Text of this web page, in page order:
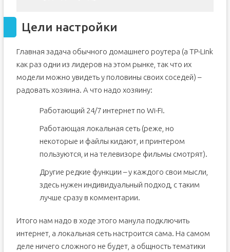
Цели настройки
Главная задача обычного домашнего роутера (а TP-Link
как раз одни из лидеров на этом рынке, так что их
модели можно увидеть у половины своих соседей) –
радовать хозяина. А что надо хозяину:
Работающий 24/7 интернет по Wi-Fi.
Работающая локальная сеть (реже, но
некоторые и файлы кидают, и принтером
пользуются, и на телевизоре фильмы смотрят).
Другие редкие функции – у каждого свои мысли,
здесь нужен индивидуальный подход, с таким
лучше сразу в комментарии.
Итого нам надо в ходе этого манула подключить
интернет, а локальная сеть настроится сама. На самом
деле ничего сложного не будет, а общность тематики